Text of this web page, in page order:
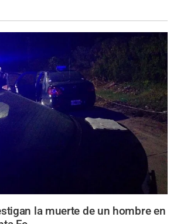
la muerte de un hombre en